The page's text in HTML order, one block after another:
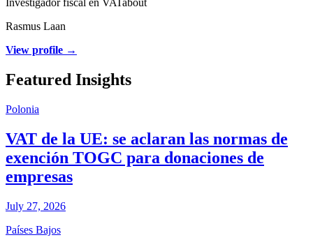
Investigador fiscal en VATabout
Rasmus Laan
View profile →
Featured Insights
Polonia
VAT de la UE: se aclaran las normas de
exención TOGC para donaciones de
empresas
July 27, 2026
Países Bajos